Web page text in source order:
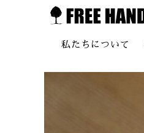
私たちについて